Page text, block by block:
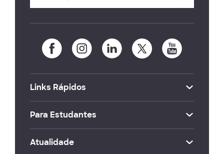
Links Rápidos
Para Estudantes
Atualidade